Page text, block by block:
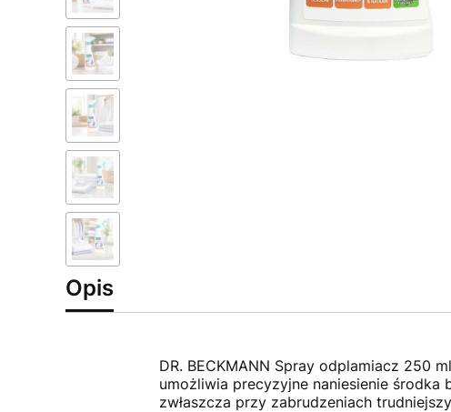
Opis
DR. BECKMANN Spray odplamiacz 250
umożliwia precyzyjne naniesienie środka
zwłaszcza przy zabrudzeniach